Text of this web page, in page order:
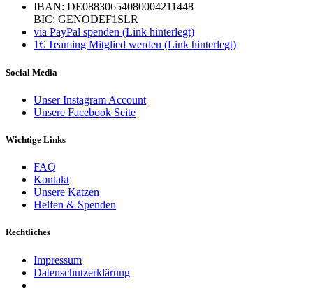
IBAN: DE08830654080004211448
BIC: GENODEF1SLR
via PayPal spenden (Link hinterlegt)
1€ Teaming Mitglied werden (Link hinterlegt)
Social Media
Unser Instagram Account
Unsere Facebook Seite
Wichtige Links
FAQ
Kontakt
Unsere Katzen
Helfen & Spenden
Rechtliches
Impressum
Datenschutzerklärung